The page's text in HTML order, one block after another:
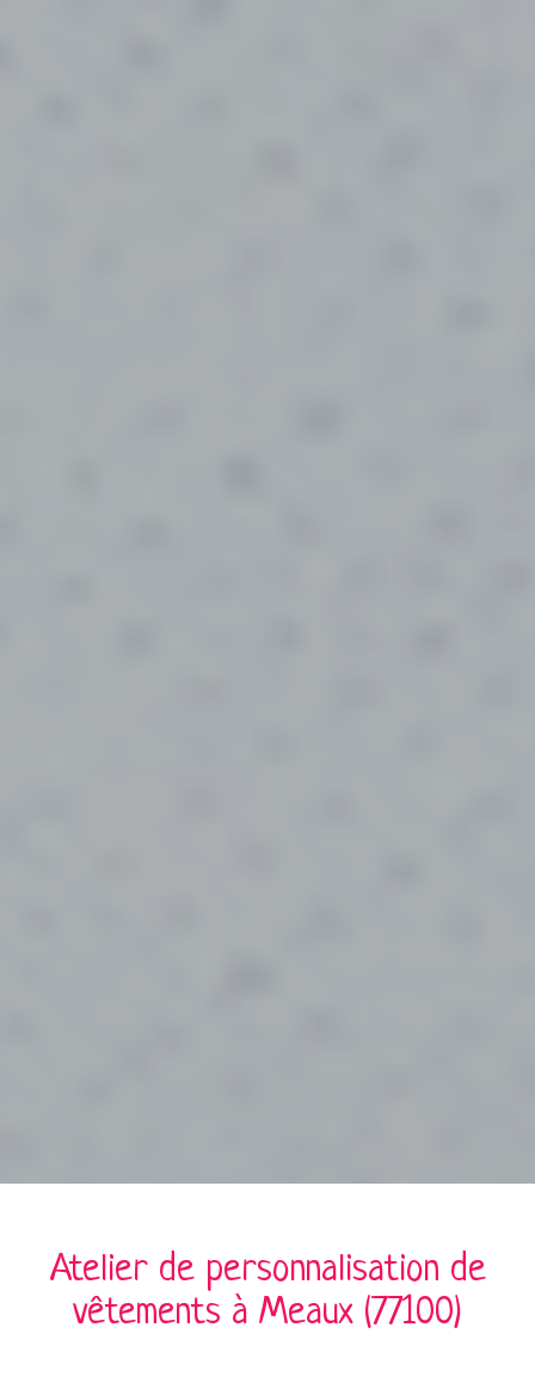
Atelier de personnalisation de
vêtements à Meaux (77100)